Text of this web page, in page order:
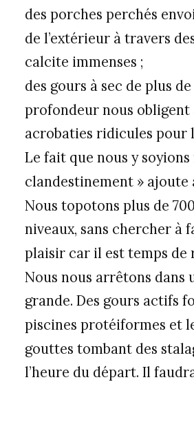
des porches perchés
de l’extérieur à travers
calcite immenses ;
des gours à sec de plus de
profondeur nous obligent
acrobaties ridicules pour
Le fait que nous y
clandestinement » ajoute
Nous topotons plus de
niveaux, sans chercher à
plaisir car il est temps de
Nous nous arrêtons dans
grande. Des gours actifs
piscines protéiformes et
gouttes tombant des
l’heure du départ. Il